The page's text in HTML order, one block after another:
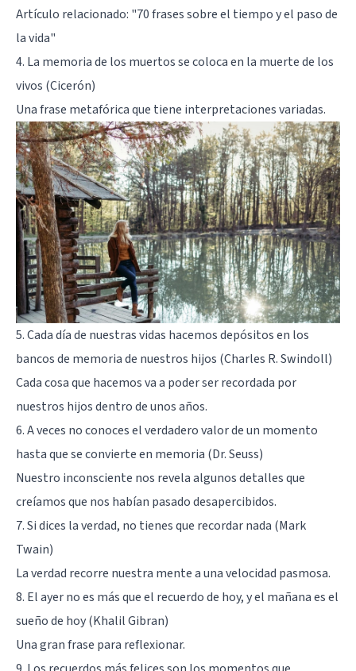
Artículo relacionado: "70 frases sobre el tiempo y el paso de
la vida"
4. La memoria de los muertos se coloca en la muerte de los
vivos (Cicerón)
Una frase metafórica que tiene interpretaciones variadas.
5. Cada día de nuestras vidas hacemos depósitos en los
bancos de memoria de nuestros hijos (Charles R. Swindoll)
Cada cosa que hacemos va a poder ser recordada por
nuestros hijos dentro de unos años.
6. A veces no conoces el verdadero valor de un momento
hasta que se convierte en memoria (Dr. Seuss)
Nuestro inconsciente nos revela algunos detalles que
creíamos que nos habían pasado desapercibidos.
7. Si dices la verdad, no tienes que recordar nada (Mark
Twain)
La verdad recorre nuestra mente a una velocidad pasmosa.
8. El ayer no es más que el recuerdo de hoy, y el mañana es el
sueño de hoy (Khalil Gibran)
Una gran frase para reflexionar.